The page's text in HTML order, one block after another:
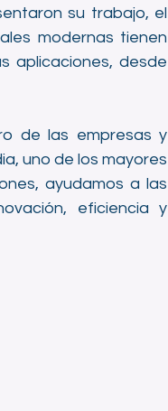
su trabajo, el
modernas tienen
aplicaciones, desde
de las empresas y
uno de los mayores
ayudamos a las
eficiencia y